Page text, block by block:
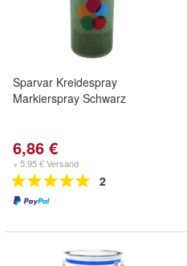
Sparvar Kreidespray
Markierspray Schwarz
6,86 €
+ 5,95 € Versand
2